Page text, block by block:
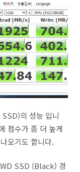
의 성능 입니
점수가 좀 더 높게
오기도 합니다.
SSD (Black) 경